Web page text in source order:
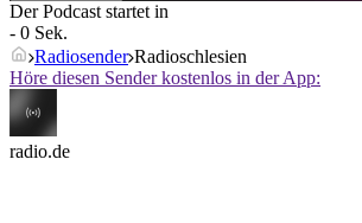
Der Podcast startet in
- 0 Sek.
Radiosender Radioschlesien
Höre diesen Sender kostenlos in der App:
radio.de